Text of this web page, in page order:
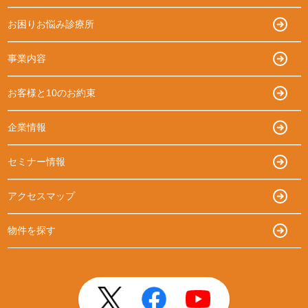
お困りお悩み診療所
事業内容
お客様と10のお約束
企業情報
セミナー情報
アクセスマップ
物件を探す